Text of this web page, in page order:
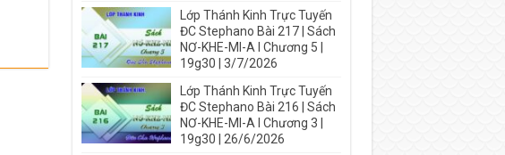
Lớp Thánh Kinh Trực Tuyến
ĐC Stephano Bài 217 | Sách
NƠ-KHE-MI-A I Chương 5 |
19g30 | 3/7/2026
Lớp Thánh Kinh Trực Tuyến
ĐC Stephano Bài 216 | Sách
NƠ-KHE-MI-A I Chương 3 |
19g30 | 26/6/2026